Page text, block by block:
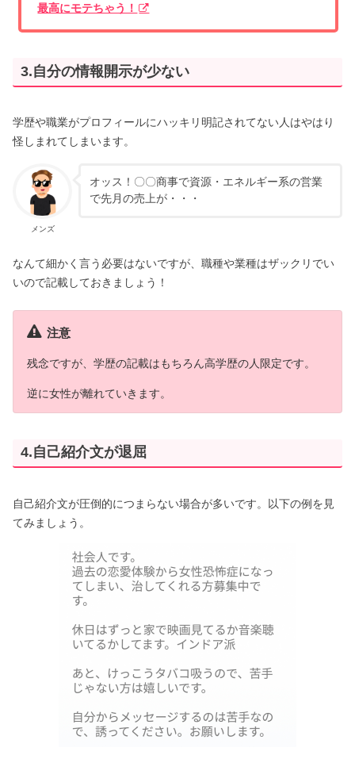
最高にモテちゃう！
3.自分の情報開示が少ない
学歴や職業がプロフィールにハッキリ明記されてない人はやはり
怪しまれてしまいます。
メンズ
オッス！〇〇商事で資源・エネルギー系の営業
で先月の売上が・・・
なんて細かく言う必要はないですが、職種や業種はザックリでい
いので記載しておきましょう！
注意
残念ですが、学歴の記載はもちろん高学歴の人限定です。
逆に女性が離れていきます。
4.自己紹介文が退屈
自己紹介文が圧倒的につまらない場合が多いです。以下の例を見
てみましょう。